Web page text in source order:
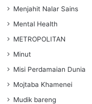
Menjahit Nalar Sains
Mental Health
METROPOLITAN
Minut
Misi Perdamaian Dunia
Mojtaba Khamenei
Mudik bareng